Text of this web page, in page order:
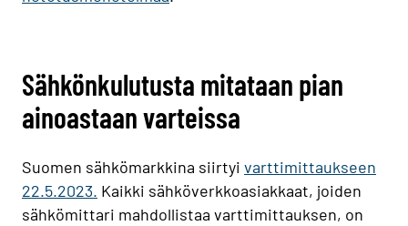
Sähkönkulutusta mitataan pian
ainoastaan varteissa
Suomen sähkömarkkina siirtyi varttimittaukseen
22.5.2023. Kaikki sähköverkkoasiakkaat, joiden
sähkömittari mahdollistaa varttimittauksen, on